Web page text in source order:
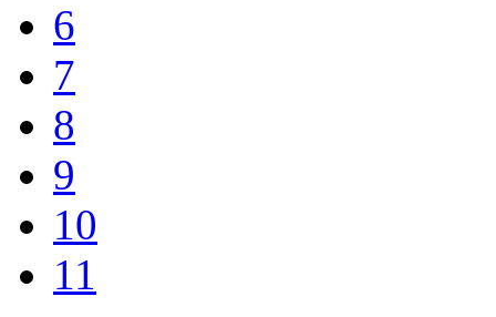
6
7
8
9
10
11